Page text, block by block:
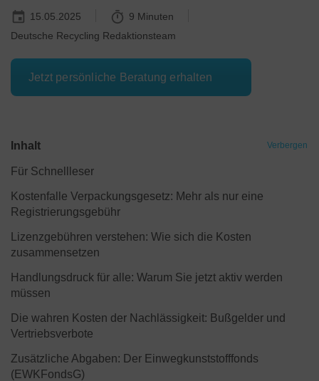
15.05.2025
9 Minuten
Deutsche Recycling Redaktionsteam
Jetzt persönliche Beratung erhalten
Inhalt Verbergen
Für Schnellleser
Kostenfalle Verpackungsgesetz: Mehr als nur eine
Registrierungsgebühr
Lizenzgebühren verstehen: Wie sich die Kosten
zusammensetzen
Handlungsdruck für alle: Warum Sie jetzt aktiv werden
müssen
Die wahren Kosten der Nachlässigkeit: Bußgelder und
Vertriebsverbote
Zusätzliche Abgaben: Der Einwegkunststofffonds
(EWKFondsG)